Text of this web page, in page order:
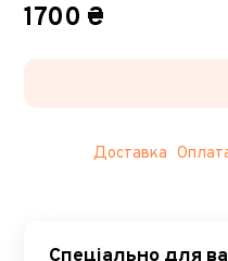
1700 ₴
Доставка